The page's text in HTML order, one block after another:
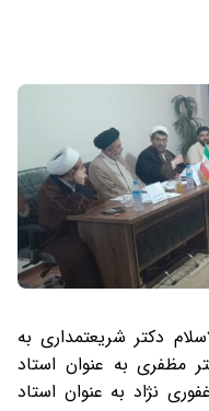
دکتر شریعتمداری به
مظفری به عنوان استاد
نژاد به عنوان استاد